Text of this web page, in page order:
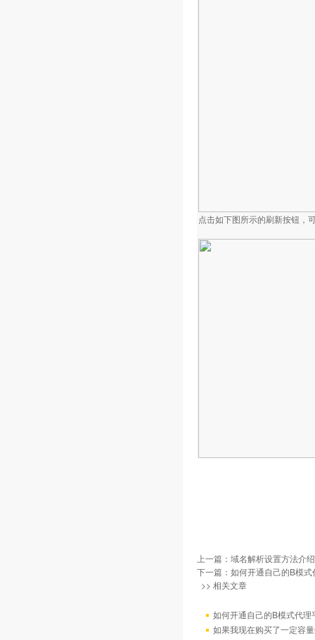
点击如下图所示的刷新按钮，
上一篇： 域名解析设置方法介绍
下一篇： 如何开通自己的B模式
>> 相关文章
如何开通自己的B模式代理
如果我现在购买了一定容